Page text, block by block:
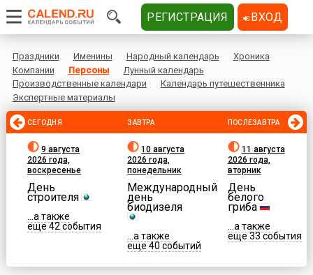
Праздники Именины Народный календарь
Хроника
Компании
Персоны
Лунный календарь
Производственные календари
Календарь путешественника
Экспертные материалы
СЕГОДНЯ
9 августа
2026 года,
воскресенье
День
строителя
...а также
еще 42 события
ЗАВТРА
10 августа
2026 года,
понедельник
Международный
день
биодизеля
...а также
еще 40 событий
ПОСЛЕЗАВТРА
11 августа
2026 года,
вторник
День
белого
гриба
...а также
еще 33 события
РЕГИСТРАЦИЯ ВХОД